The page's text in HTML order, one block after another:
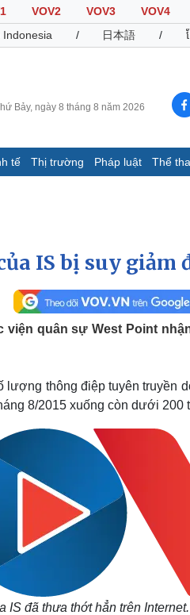
VOV2 VOV3 VOV4
Indonesia / 日本語 /
Bảy, ngày 8 tháng 8 năm 2026
tế Thị trường Pháp luật Thể
Thể thao
Thế giới thể thao
eSports
Sân khấu - Điện ảnh
Văn học
Âm nhạc
IS bị suy giảm
viện quân sự West Point
lượng thông điệp tuyên truyền
8/2015 xuống còn dưới 200
IS đã thưa thớt hẳn trên